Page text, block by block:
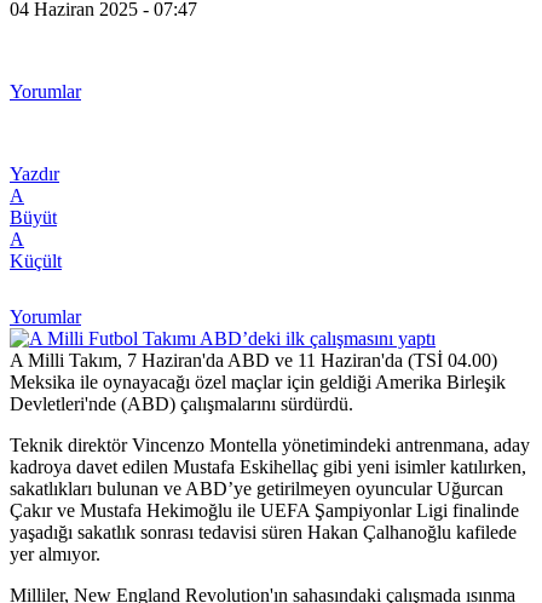
04 Haziran 2025 - 07:47
Yorumlar
Yazdır
A
Büyüt
A
Küçült
Yorumlar
A Milli Takım, 7 Haziran'da ABD ve 11 Haziran'da (TSİ 04.00)
Meksika ile oynayacağı özel maçlar için geldiği Amerika Birleşik
Devletleri'nde (ABD) çalışmalarını sürdürdü.
Teknik direktör Vincenzo Montella yönetimindeki antrenmana, aday
kadroya davet edilen Mustafa Eskihellaç gibi yeni isimler katılırken,
sakatlıkları bulunan ve ABD’ye getirilmeyen oyuncular Uğurcan
Çakır ve Mustafa Hekimoğlu ile UEFA Şampiyonlar Ligi finalinde
yaşadığı sakatlık sonrası tedavisi süren Hakan Çalhanoğlu kafilede
yer almıyor.
Milliler, New England Revolution'ın sahasındaki çalışmada ısınma